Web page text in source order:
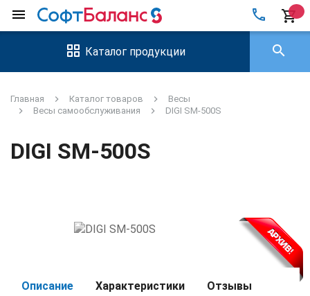
menu local_phone shopping_cart
Каталог продукции search
Главная Каталог товаров
Весы
Весы самообслуживания
DIGI SM-500S
DIGI SM-500S
Описание Характеристики Отзывы